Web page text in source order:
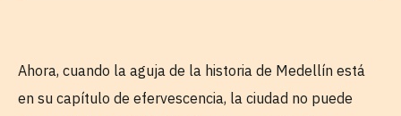
Ahora, cuando la aguja de la historia de Medellín está
en su capítulo de efervescencia, la ciudad no puede